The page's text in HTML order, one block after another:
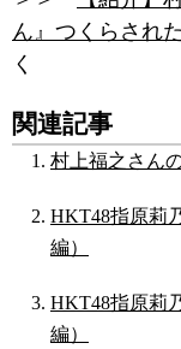
ん』つくらされ
く
関連記事
村上福之さん
HKT48指原莉
編）
HKT48指原莉
編）